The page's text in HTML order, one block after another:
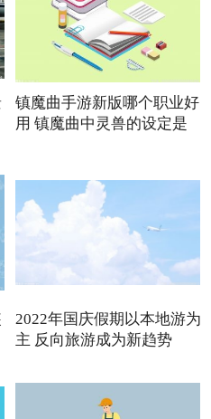
镇魔曲手游新版哪个职业好
用 镇魔曲中灵兽的设定是
2022年国庆假期以本地游为
主 反向旅游成为新趋势